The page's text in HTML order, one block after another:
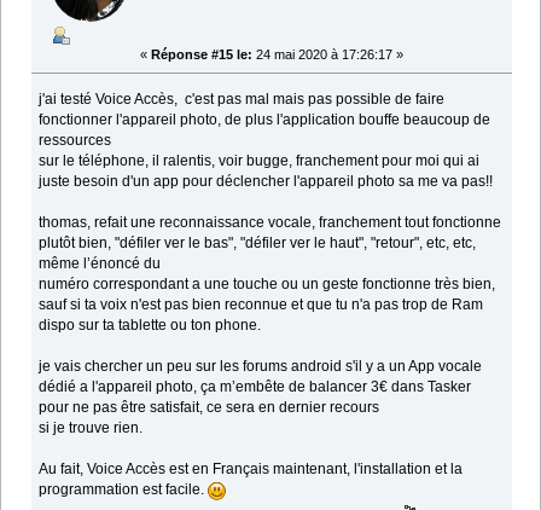
« Réponse #15 le: 24 mai 2020 à 17:26:17 »
j'ai testé Voice Accès, c'est pas mal mais pas possible de faire
fonctionner l'appareil photo, de plus l'application bouffe beaucoup de
ressources
sur le téléphone, il ralentis, voir bugge, franchement pour moi qui ai
juste besoin d'un app pour déclencher l'appareil photo sa me va pas!!
thomas, refait une reconnaissance vocale, franchement tout fonctionne
plutôt bien, "défiler ver le bas", "défiler ver le haut", "retour", etc, etc,
même l’énoncé du
numéro correspondant a une touche ou un geste fonctionne très bien,
sauf si ta voix n'est pas bien reconnue et que tu n'a pas trop de Ram
dispo sur ta tablette ou ton phone.
je vais chercher un peu sur les forums android s'il y a un App vocale
dédié a l'appareil photo, ça m’embête de balancer 3€ dans Tasker
pour ne pas être satisfait, ce sera en dernier recours
si je trouve rien.
Au fait, Voice Accès est en Français maintenant, l'installation et la
programmation est facile.